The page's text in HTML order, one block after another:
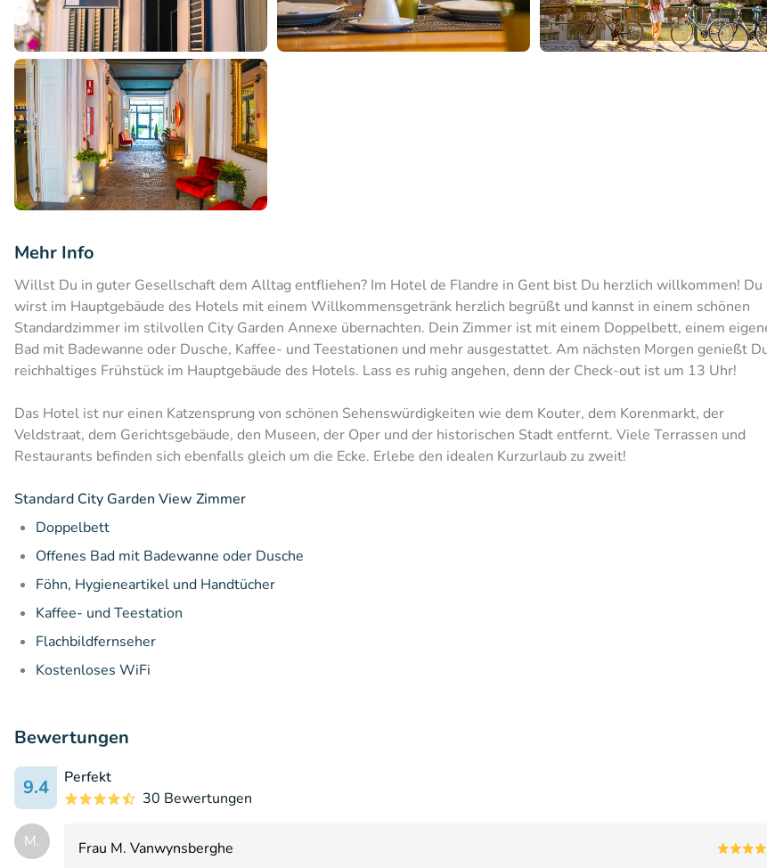
Mehr Info
Willst Du in guter Gesellschaft dem Alltag entfliehen? Im Hotel de Flandre in Gent bist Du herzlich willkommen! Du
wirst im Hauptgebäude des Hotels mit einem Willkommensgetränk herzlich begrüßt und kannst in einem schönen
Standardzimmer im stilvollen City Garden Annexe übernachten. Dein Zimmer ist mit einem Doppelbett, einem
Bad mit Badewanne oder Dusche, Kaffee- und Teestationen und mehr ausgestattet. Am nächsten Morgen genießt
reichhaltiges Frühstück im Hauptgebäude des Hotels. Lass es ruhig angehen, denn der Check-out ist um 13 Uhr!
Das Hotel ist nur einen Katzensprung von schönen Sehenswürdigkeiten wie dem Kouter, dem Korenmarkt, der
Veldstraat, dem Gerichtsgebäude, den Museen, der Oper und der historischen Stadt entfernt. Viele Terrassen und
Restaurants befinden sich ebenfalls gleich um die Ecke. Erlebe den idealen Kurzurlaub zu zweit!
Standard City Garden View Zimmer
Doppelbett
Offenes Bad mit Badewanne oder Dusche
Föhn, Hygieneartikel und Handtücher
Kaffee- und Teestation
Flachbildfernseher
Kostenloses WiFi
Bewertungen
9.4
Perfekt
30 Bewertungen
M. Frau M. Vanwynsberghe